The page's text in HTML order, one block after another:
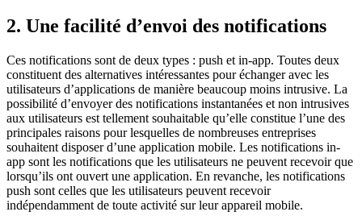
2. Une facilité d’envoi des notifications
Ces notifications sont de deux types : push et in-app. Toutes deux
constituent des alternatives intéressantes pour échanger avec les
utilisateurs d’applications de manière beaucoup moins intrusive. La
possibilité d’envoyer des notifications instantanées et non intrusives
aux utilisateurs est tellement souhaitable qu’elle constitue l’une des
principales raisons pour lesquelles de nombreuses entreprises
souhaitent disposer d’une application mobile. Les notifications in-
app sont les notifications que les utilisateurs ne peuvent recevoir que
lorsqu’ils ont ouvert une application. En revanche, les notifications
push sont celles que les utilisateurs peuvent recevoir
indépendamment de toute activité sur leur appareil mobile.